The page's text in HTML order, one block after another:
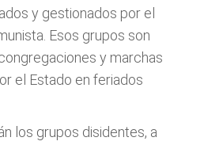
y gestionados por el
Esos grupos son
y marchas
el Estado en feriados
los grupos disidentes, a